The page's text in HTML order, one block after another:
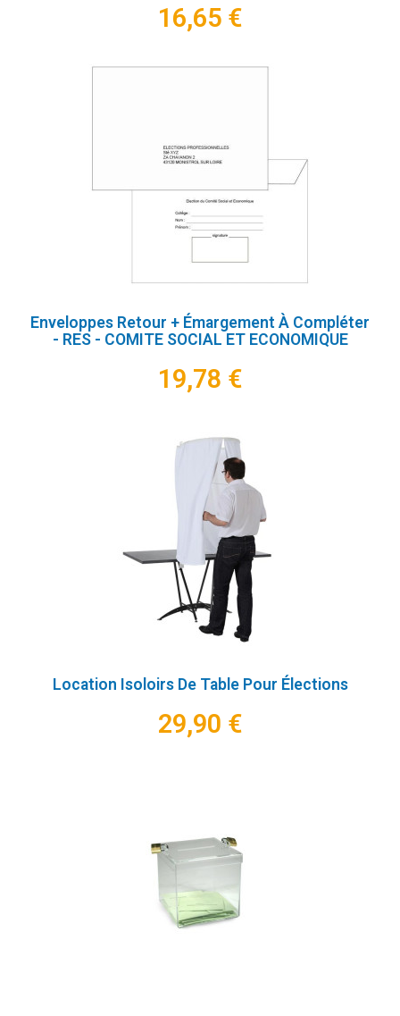
16,65 €
Enveloppes Retour + Émargement À Compléter
- RES - COMITE SOCIAL ET ECONOMIQUE
19,78 €
Location Isoloirs De Table Pour Élections
29,90 €